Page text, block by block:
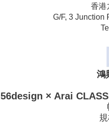
香港
G/F, 3 Junction
鴻
56design × Arai